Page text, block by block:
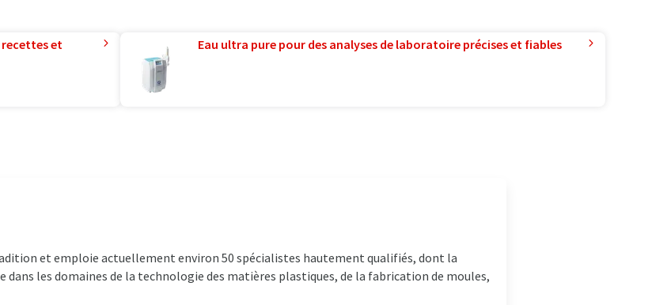
et
Eau ultra pure pour des analyses de laboratoire précises et fiables
et emploie actuellement environ 50 spécialistes hautement qualifiés, dont la
dans les domaines de la technologie des matières plastiques, de la fabrication de moules,